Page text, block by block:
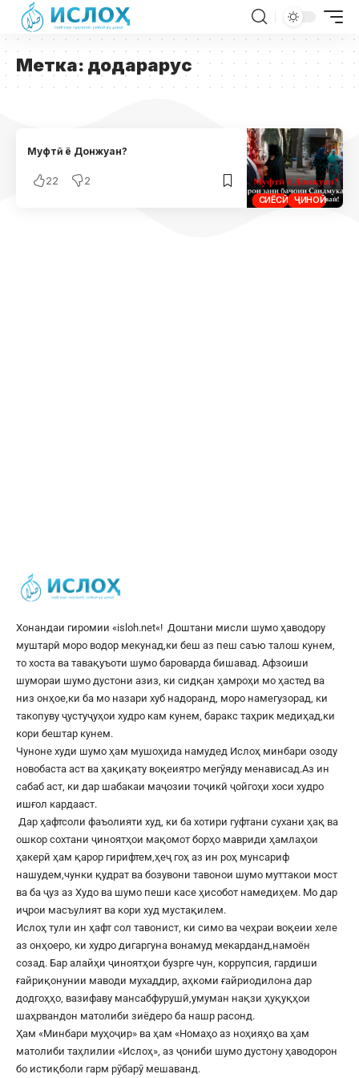
Метка: додарарус
СИЁСӢ ҶИНОӢ
Муфтӣ ё Донжуан?
22 2
Хонандаи гиромии «isloh.net«! Доштани мисли шумо ҳаводору
муштарӣ моро водор мекунад,ки беш аз пеш саъю талош кунем,
то хоста ва тавақуъоти шумо бароварда бишавад. Афзоиши
шумораи шумо дустони азиз, ки сидқан ҳамроҳи мо ҳастед ва
низ онҳое,ки ба мо назари хуб надоранд, моро намегузорад, ки
такопуву ҷустуҷуҳои худро кам кунем, баракс таҳрик медиҳад,ки
кори бештар кунем.
Чуноне худи шумо ҳам мушоҳида намудед Ислоҳ минбари озоду
новобаста аст ва ҳақиқату воқеиятро мегӯяду менависад.Аз ин
сабаб аст, ки дар шабакаи маҷозии тоҷикӣ ҷойгоҳи хоси худро
ишғол кардааст.
Дар ҳафтсоли фаъолияти худ, ки ба хотири гуфтани сухани ҳақ ва
ошкор сохтани ҷиноятҳои мақомот борҳо мавриди ҳамлаҳои
ҳакерӣ ҳам қарор гирифтем,ҳеҷ гоҳ аз ин роҳ мунсариф
нашудем,чунки қудрат ва бозувони тавонои шумо муттакои мост
ва ба ҷуз аз Худо ва шумо пеши касе ҳисобот намедиҳем. Мо дар
иҷрои масъулият ва кори худ мустақилем.
Ислоҳ тули ин ҳафт сол тавонист, ки симо ва чеҳраи воқеии хеле
аз онҳоеро, ки худро дигаргуна вонамуд мекарданд,намоён
созад. Бар алайҳи ҷиноятҳои бузрге чун, коррупсия, гардиши
ғайриқонунии маводи мухаддир, аҳкоми ғайриодилона дар
додгоҳҳо, вазифаву мансабфурушӣ,умуман нақзи ҳуқуқҳои
шаҳрвандон матолиби зиёдеро ба нашр расонд.
Ҳам «Минбари муҳоҷир» ва ҳам «Номаҳо аз ноҳияҳо ва ҳам
матолиби таҳлилии «Ислоҳ», аз ҷониби шумо дустону ҳаводорон
бо истиқболи гарм рӯбарӯ мешаванд.